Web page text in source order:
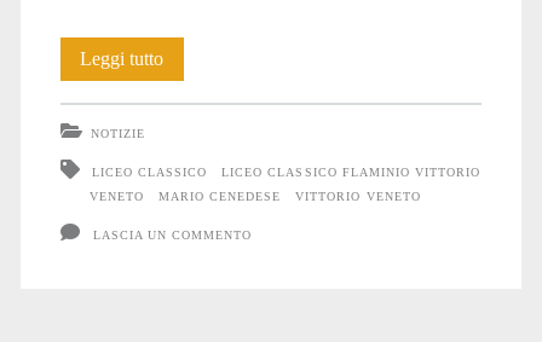
vittorio
veneto</span>
Leggi tuttoGrazie!
NOTIZIE
LICEO CLASSICO
LICEO CLASSICO FLAMINIO VITTORIO
VENETO
MARIO CENEDESE VITTORIO VENETO
LASCIA UN COMMENTO